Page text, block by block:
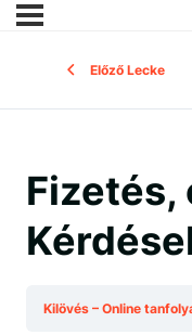
Előző Lecke
Fizetés,
Kilövés – Online